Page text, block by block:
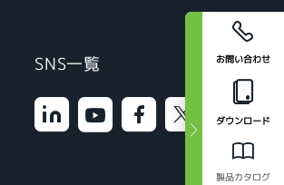
お問い合わせ
ダウンロード
製品カタログ
SNS一覧